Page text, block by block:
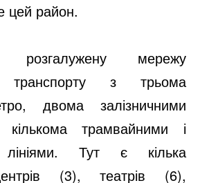
цей район.
мережу
транспорту з трьома
двома залізничними
кількома трамвайними і
лініями. Тут є кілька
(3), театрів (6),